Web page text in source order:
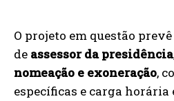
O projeto em questão
de assessor da presidência
nomeação e exoneração,
específicas e carga